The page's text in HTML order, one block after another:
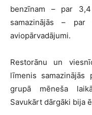
benzīnam – par
samazinājās –
aviopārvadājumi.
Restorānu un
līmenis samazinājās
grupā mēneša
Savukārt dārgāki bija